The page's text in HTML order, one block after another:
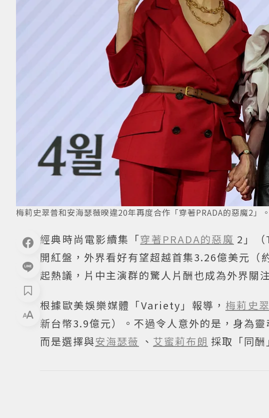
梅莉史翠普和安海瑟薇暌違20年再度合作「穿著PRADA的惡魔2」
經典時尚電影續集「穿著PRADA的惡魔 2」
開紅盤，外界看好有望超越首集3.26億美元（
起熱議，片中主演群的驚人片酬也成為外界關
根據歐美娛樂媒體「Variety」報導， 梅莉史
新台幣3.9億元）。不過令人意外的是，身為靈
而是選擇與安海瑟薇 、 艾蜜莉布朗 採取「同酬